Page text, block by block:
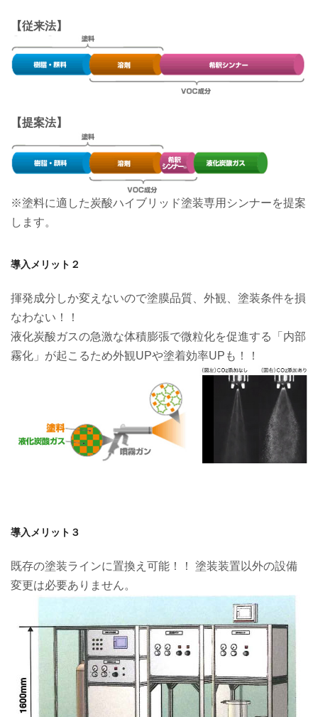
【従来法】
【提案法】
※塗料に適した炭酸ハイブリッド塗装専用シンナーを提案
します。
導入メリット２
揮発成分しか変えないので塗膜品質、外観、塗装条件を損
なわない！！
液化炭酸ガスの急激な体積膨張で微粒化を促進する「内部
霧化」が起こるため外観UPや塗着効率UPも！！
導入メリット３
既存の塗装ラインに置換え可能！！ 塗装装置以外の設備
変更は必要ありません。